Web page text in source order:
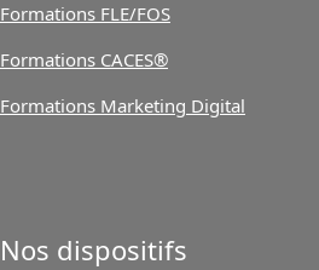
Formations FLE/FOS
Formations CACES®
Formations Marketing Digital
Nos dispositifs